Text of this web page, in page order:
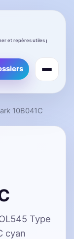
10B041C
Type
cyan